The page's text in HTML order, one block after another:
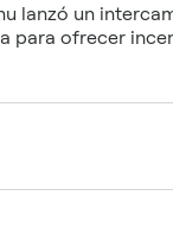
lanzó un
para ofrecer